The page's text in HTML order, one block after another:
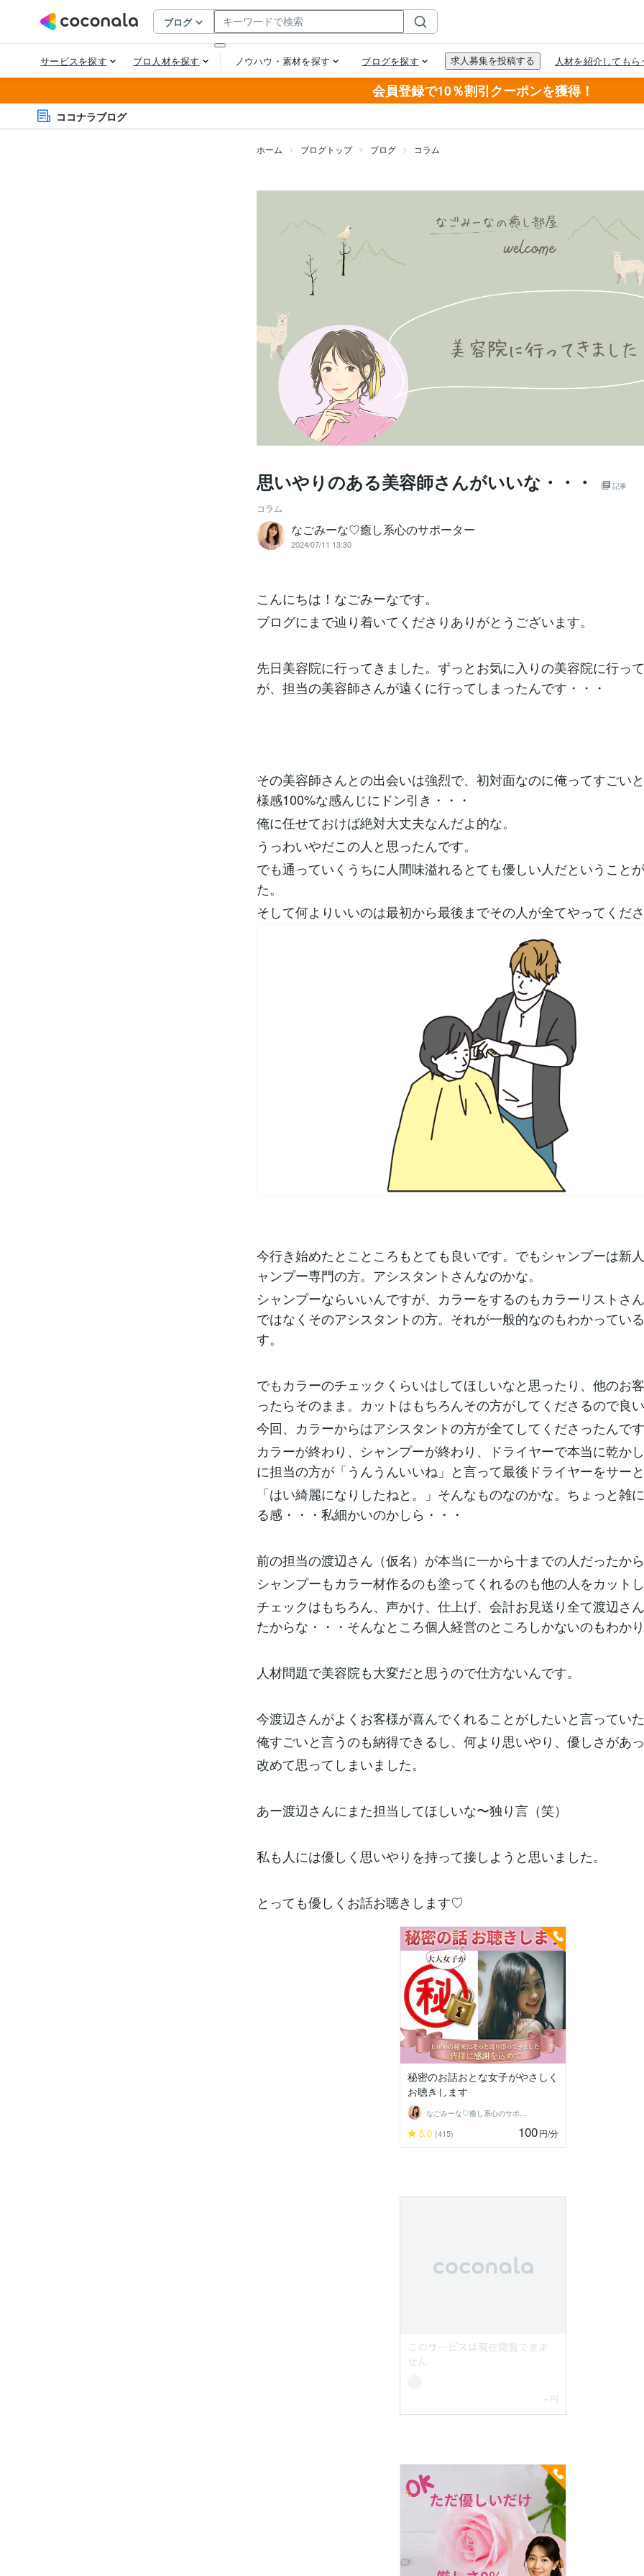
会員登録で10％割引クーポンを獲得！
ココナラブログ
ホーム ブログトップ ブログ コラム
思いやりのある美容師さんがいいな・・・ 記事
コラム
なごみーな♡癒し系心のサポーター
2024/07/11 13:30
こんにちは！なごみーなです。
ブログにまで辿り着いてくださりありがとうございます。
先日美容院に行ってきました。ずっとお気に入りの美容院に行っ
が、担当の美容師さんが遠くに行ってしまったんです・・・
その美容師さんとの出会いは強烈で、初対面なのに俺ってすごい
様感100%な感んじにドン引き・・・
俺に任せておけば絶対大丈夫なんだよ的な。
うっわいやだこの人と思ったんです。
でも通っていくうちに人間味溢れるとても優しい人だということ
た。
そして何よりいいのは最初から最後までその人が全てやってくださ
今行き始めたとこところもとても良いです。でもシャンプーは新
ャンプー専門の方。アシスタントさんなのかな。
シャンプーならいいんですが、カラーをするのもカラーリストさ
ではなくそのアシスタントの方。それが一般的なのもわかってい
す。
でもカラーのチェックくらいはしてほしいなと思ったり、他のお
ったらそのまま。カットはもちろんその方がしてくださるので良い
今回、カラーからはアシスタントの方が全てしてくださったんです
カラーが終わり、シャンプーが終わり、ドライヤーで本当に乾か
に担当の方が「うんうんいいね」と言って最後ドライヤーをサー
「はい綺麗になりしたねと。」そんなものなのかな。ちょっと雑
る感・・・私細かいのかしら・・・
前の担当の渡辺さん（仮名）が本当に一から十までの人だったから
シャンプーもカラー材作るのも塗ってくれるのも他の人をカット
チェックはもちろん、声かけ、仕上げ、会計お見送り全て渡辺さ
たからな・・・そんなところ個人経営のところしかないのもわかり
人材問題で美容院も大変だと思うので仕方ないんです。
今渡辺さんがよくお客様が喜んでくれることがしたいと言ってい
俺すごいと言うのも納得できるし、何より思いやり、優しさがあ
改めて思ってしまいました。
あー渡辺さんにまた担当してほしいな〜独り言（笑）
私も人には優しく思いやりを持って接しようと思いました。
とっても優しくお話お聴きします♡
秘密のお話おとな女子がやさしく
お聴きします
なごみーな♡癒し系心のサポーター
5.0 (415) 100円/分